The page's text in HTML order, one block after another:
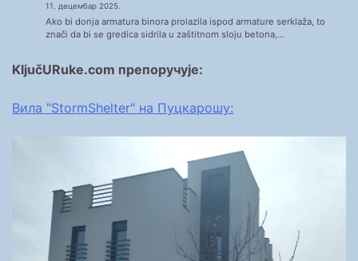
11. децембар 2025.
Ako bi donja armatura binora prolazila ispod armature serklaža, to
znači da bi se gredica sidrila u zaštitnom sloju betona,…
KljučURuke.com препоручује:
Вила "StormShelter" на Пуцкарошу: